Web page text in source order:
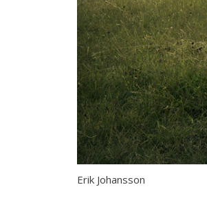
Erik Johansson